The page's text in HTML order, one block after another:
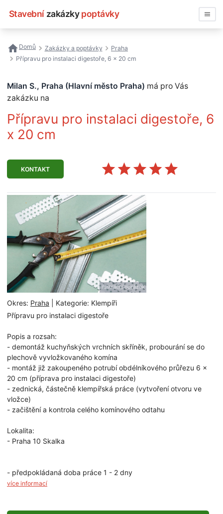
Stavební zakázky poptávky
Všechny zakázky
Nejčastější vyhledávání
Domů Zakázky a poptávky
Praha
Přípravu pro instalaci digestoře, 6 x 20 cm
Milan S., Praha (Hlavní město Praha) má pro Vás
zakázku na
Přípravu pro instalaci digestoře, 6
x 20 cm
KONTAKT
Okres: Praha | Kategorie: Klempíři
Přípravu pro instalaci digestoře
Popis a rozsah:
- demontáž kuchyňských vrchních skříněk, probourání se do
plechově vyvložkovaného komína
- montáž již zakoupeného potrubí obdélníkového průřezu 6 x
20 cm (příprava pro instalaci digestoře)
- zednická, částečně klempířská práce (vytvoření otvoru ve
vložce)
- začištění a kontrola celého komínového odtahu
Lokalita:
- Praha 10 Skalka
- předpokládaná doba práce 1 - 2 dny
více informací
ilustrační obrázek